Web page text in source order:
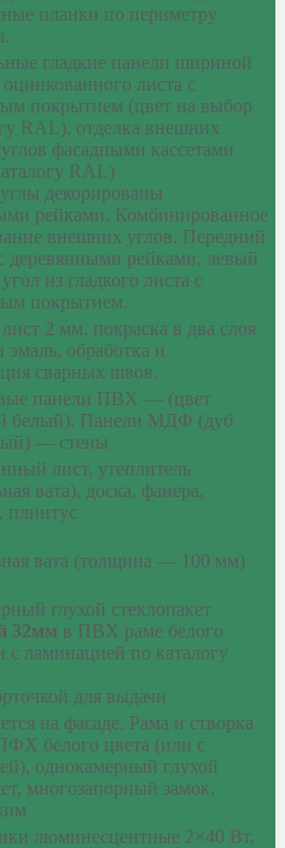
планки по периметру
гладкие панели шириной
листа с
покрытием (цвет на выбор
RAL), отделка внешних
фасадными кассетами
RAL)
декорированы
рейками. Комбинированное
внешних углов. Передний
деревянными рейками, левый
из гладкого листа с
покрытием.
2 мм, покраска в два слоя
обработка и
сварных швов.
панели ПВХ — (цвет
белый). Панели МДФ (дуб
— стены
лист, утеплитель
вата), доска, фанера,
плинтус
вата (толщина — 100 мм)
глухой стеклопакет
32мм в ПВХ раме белого
с ламинацией по каталогу
для выдачи
на фасаде. Рама и створка
белого цвета (или с
однокамерный глухой
многозапорный замок,
люминесцентные 2×40 Вт,